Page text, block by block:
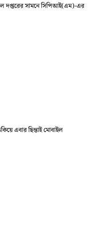
দপ্তরের সামনে সিপিআই(এম)-এর
এবার ছিন্তাই মোবাইল